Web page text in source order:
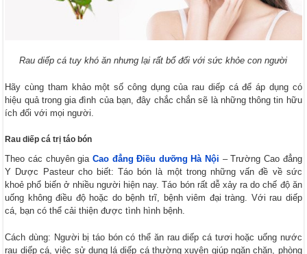
Rau diếp cá tuy khó ăn nhưng lại rất bổ đối với sức khỏe con người
Hãy cùng tham khảo một số công dụng của rau diếp cá để áp dụng có
hiệu quả trong gia đình của bạn, đây chắc chắn sẽ là những thông tin hữu
ích đối với mọi người.
Rau diếp cá trị táo bón
Theo các chuyên gia Cao đẳng Điều dưỡng Hà Nội – Trường Cao đẳng
Y Dược Pasteur cho biết: Táo bón là một trong những vấn đề về sức
khoẻ phổ biến ở nhiều người hiện nay. Táo bón rất dễ xảy ra do chế độ ăn
uống không điều độ hoặc do bệnh trĩ, bệnh viêm đại tràng. Với rau diếp
cá, bạn có thể cải thiện được tình hình bệnh.
Cách dùng: Người bị táo bón có thể ăn rau diếp cá tươi hoặc uống nước
rau diếp cá, việc sử dụng lá diếp cá thường xuyên giúp ngăn chặn, phòng